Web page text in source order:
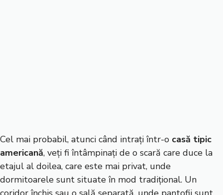
Cel mai probabil, atunci când intrați într-o casă tipic
americană, veți fi întâmpinați de o scară care duce la
etajul al doilea, care este mai privat, unde
dormitoarele sunt situate în mod tradițional. Un